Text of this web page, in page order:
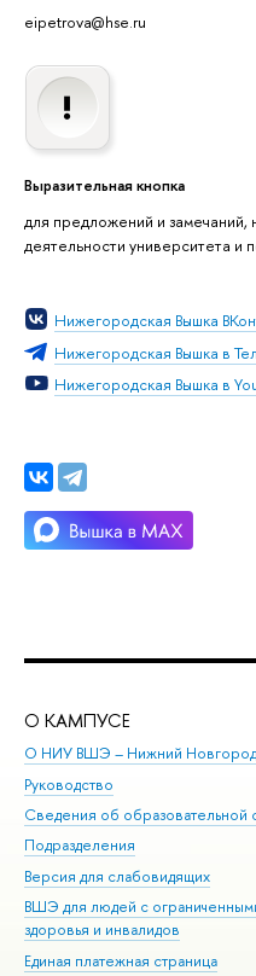
eipetrova@hse.ru
ыразительная кнопка
для предложений и замечаний,
деятельности университета и
Нижегородская Вышка
Нижегородская Вышка в
Нижегородская Вышка в
О КАМПУСЕ
О НИУ ВШЭ – Нижний Новгород
Руководство
Сведения об образовательной
Подразделения
ерсия для слабовидящих
ШЭ для людей с
здоровья и инвалидо
Единая платежная страница